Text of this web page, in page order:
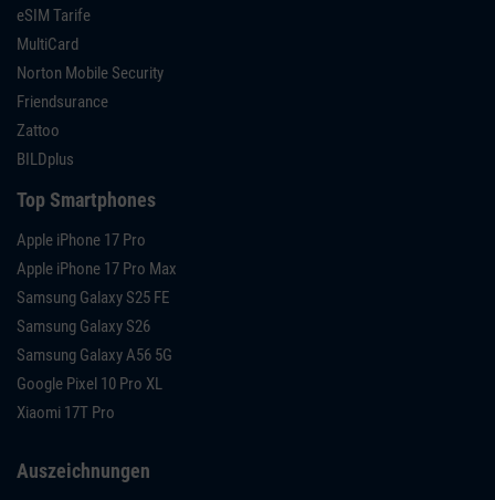
eSIM Tarife
MultiCard
Norton Mobile Security
Friendsurance
Zattoo
BILDplus
Top Smartphones
Apple iPhone 17 Pro
Apple iPhone 17 Pro Max
Samsung Galaxy S25 FE
Samsung Galaxy S26
Samsung Galaxy A56 5G
Google Pixel 10 Pro XL
Xiaomi 17T Pro
Auszeichnungen